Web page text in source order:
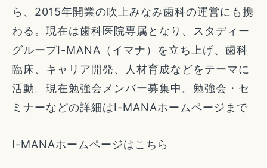
ら、2015年開業の吹上みなみ歯科の運営にも携
わる。現在は歯科医院専属となり、スタディー
グループI-MANA（イマナ）を立ち上げ、歯科
臨床、キャリア開発、人材育成などをテーマに
活動。現在勉強会メンバー募集中。勉強会・セ
ミナーなどの詳細はI-MANAホームページまで
I-MANAホームページはこちら